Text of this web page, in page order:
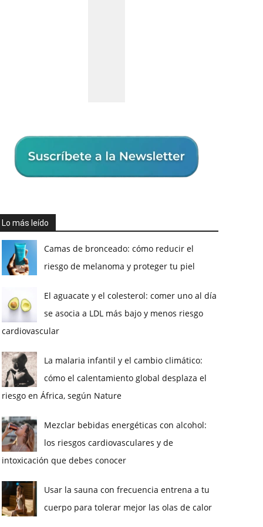
Lo más leído
Camas de bronceado: cómo reducir el
riesgo de melanoma y proteger tu piel
El aguacate y el colesterol: comer uno al día
se asocia a LDL más bajo y menos riesgo
cardiovascular
La malaria infantil y el cambio climático:
cómo el calentamiento global desplaza el
riesgo en África, según Nature
Mezclar bebidas energéticas con alcohol:
los riesgos cardiovasculares y de
intoxicación que debes conocer
Usar la sauna con frecuencia entrena a tu
cuerpo para tolerar mejor las olas de calor